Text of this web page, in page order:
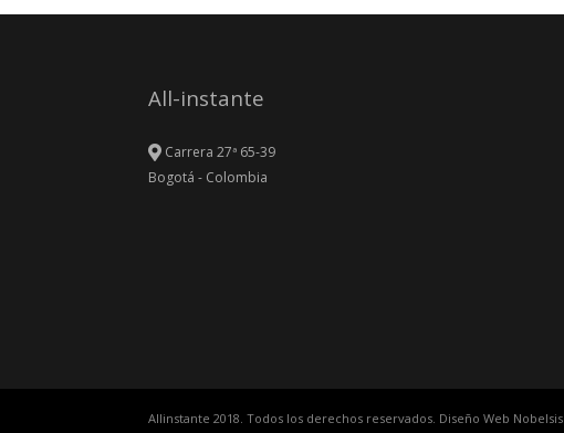
All-instante
Carrera 27ª 65-39
Bogotá - Colombia
Allinstante 2018. Todos los derechos reservados. Diseño Web Nobelsis